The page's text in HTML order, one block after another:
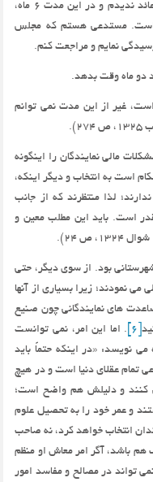
در این مدت از وجود خود فائده ای برای ملت عائد ندیدم و در این مدت 6 ماه،
است. مستدعی هستم که مجلس
نمایم و مراجعت کنم.
دو ماه وقت بدهد.
غیر از این مدت نمی توانم
نیز در مذاکرات 28 شوال 1324، مشکلات مالی نمایندگان را اینگونه
است به انتخاب و دیگر اینکه،
لذا منتظرند که از جانب
است. باید این مطلب معین و
بود. از سوی دیگر، حتی
می نمودند؛ زیرا بسیاری از آنها
های نمایندگانی چون صنیع
[6]
. اما این امر، نمی توانست
نویسد: «در اینکه حتماً باید
تمام عقلای دنیا است و در هیچ
کنند و دلیلش هم واضح است؛
و عمر خود را به تحصیل علوم
انتخاب خواهد کرد، نه صاحب
هم باشد، آگر امر معاش او منظم
تواند در مصالح و مفاسد امور